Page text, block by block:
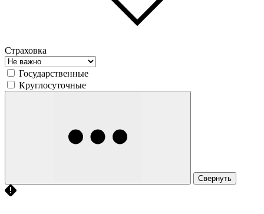
Страховка
Государственные
Круглосуточные
Свернуть